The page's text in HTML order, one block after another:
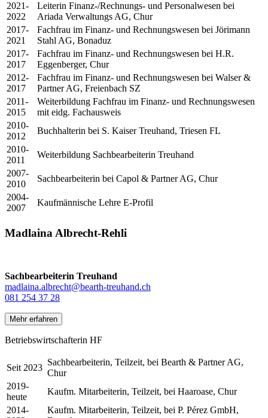
2021-
2022
Leiterin Finanz-/Rechnungs- und Personalwesen bei
Ariada Verwaltungs AG, Chur
2017-
2021
Fachfrau im Finanz- und Rechnungswesen bei Jörimann
Stahl AG, Bonaduz
2017-
2017
Fachfrau im Finanz- und Rechnungswesen bei H.R.
Eggenberger, Chur
2012-
2017
Fachfrau im Finanz- und Rechnungswesen bei Walser &
Partner AG, Freienbach SZ
2011-
2015
Weiterbildung Fachfrau im Finanz- und Rechnungswesen
mit eidg. Fachausweis
2010-
2012
Buchhalterin bei S. Kaiser Treuhand, Triesen FL
2010-
2011
Weiterbildung Sachbearbeiterin Treuhand
2007-
2010
Sachbearbeiterin bei Capol & Partner AG, Chur
2004-
2007
Kaufmännische Lehre E-Profil
Madlaina Albrecht-Rehli
Sachbearbeiterin Treuhand
madlaina.albrecht@bearth-treuhand.ch
081 254 37 28
Mehr erfahren
Betriebswirtschafterin HF
Seit 2023
Sachbearbeiterin, Teilzeit, bei Bearth & Partner AG,
Chur
2019-
heute
Kaufm. Mitarbeiterin, Teilzeit, bei Haaroase, Chur
2014-
Kaufm. Mitarbeiterin, Teilzeit, bei P. Pérez GmbH,